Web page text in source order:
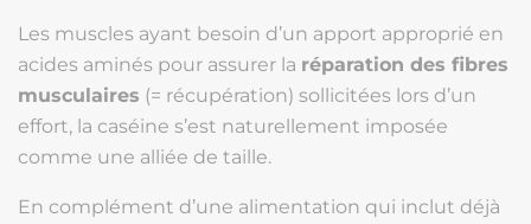
Les muscles ayant besoin d’un apport approprié en
acides aminés pour assurer la réparation des fibres
musculaires (= récupération) sollicitées lors d’un
effort, la caséine s’est naturellement imposée
comme une alliée de taille.
En complément d’une alimentation qui inclut déjà